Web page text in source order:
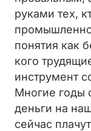
руками тех,
понятия как
кого
инструмент
Многие годы
деньги на
сейчас